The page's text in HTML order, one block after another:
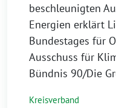
Juli
2022
beschleunigten
Energien erklärt
Bundestages für
Ausschuss für
Bündnis 90/Die
Kreisverband